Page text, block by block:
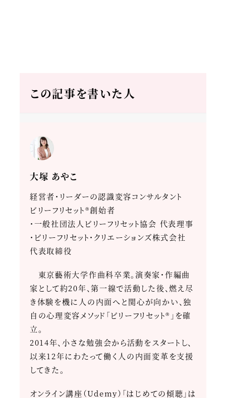
この記事を書いた人
大塚 あやこ
経営者・リーダーの認識変容コンサルタント
ビリーフリセット®創始者
・一般社団法人ビリーフリセット協会 代表理事
・ビリーフリセット・クリエーションズ株式会社
代表取締役
東京藝術大学作曲科卒業。演奏家・作編曲
家として約20年、第一線で活動した後、燃え尽
き体験を機に人の内面へと関心が向かい、独
自の心理変容メソッド「ビリーフリセット®」を確
立。
2014年、小さな勉強会から活動をスタートし、
以来12年にわたって働く人の内面変革を支援
してきた。
オンライン講座（Udemy）「はじめての傾聴」は